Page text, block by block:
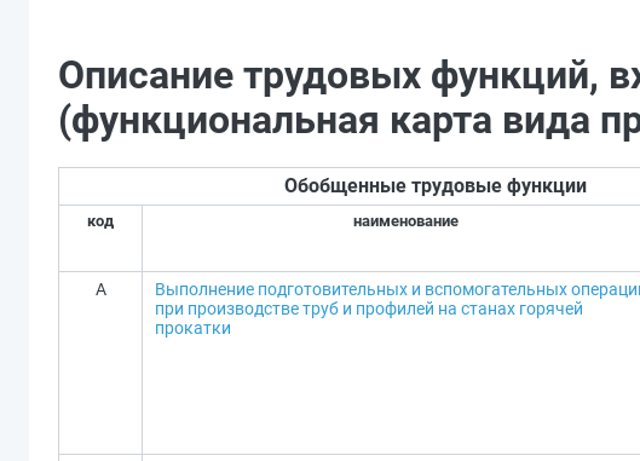
Описание трудовых функций,
(функциональная карта вида
Обобщенные трудовые функции
код наименование
A
Выполнение подготовительных и вспомогательных
при производстве труб и профилей на станах горячей
прокатки